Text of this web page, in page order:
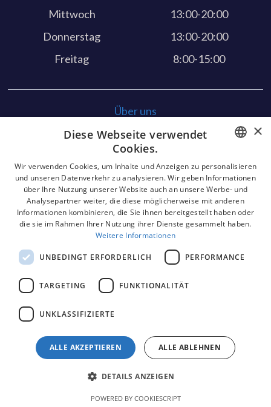
Mittwoch
13:00-20:00
Donnerstag
13:00-20:00
Freitag
8:00-15:00
Über uns
Unsere Dienstleistungen
Rückmeldung
Kontakt
Sicherheit beim Röntgen
Finanzierung
Alle Rechte vorbehalten.
Regeln für den Besuch
POLISH
GERMAN
ENGLISH
×
Diese Webseite verwendet
Cookies.
Wir verwenden Cookies, um Inhalte und Anzeigen zu personalisieren
und unseren Datenverkehr zu analysieren. Wir geben Informationen
über Ihre Nutzung unserer Website auch an unsere Werbe- und
Analysepartner weiter, die diese möglicherweise mit anderen
Informationen kombinieren, die Sie ihnen bereitgestellt haben oder
die sie im Rahmen Ihrer Nutzung ihrer Dienste gesammelt haben.
Weitere Informationen
UNBEDINGT ERFORDERLICH PERFORMANCE
TARGETING FUNKTIONALITÄT
UNKLASSIFIZIERTE
ALLE AKZEPTIEREN ALLE ABLEHNEN
DETAILS ANZEIGEN
POWERED BY COOKIESCRIPT